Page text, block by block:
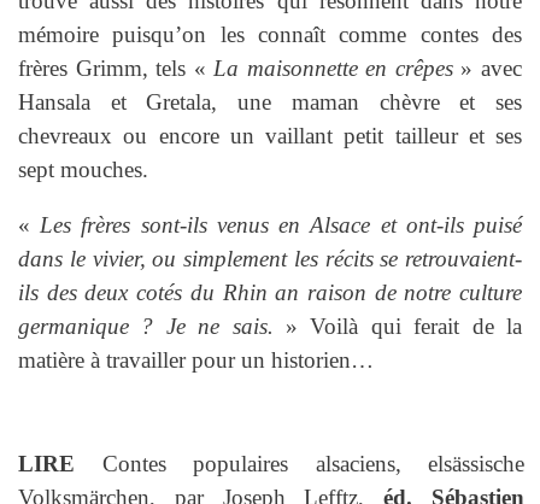
mémoire puisqu’on les connaît comme contes des
frères Grimm, tels « La maisonnette en crêpes» avec
Hansala et Gretala, une maman chèvre et ses
chevreaux ou encore un vaillant petit tailleur et ses
sept mouches.
« Les frères sont-ils venus en Alsace et ont-ils puisé
dans le vivier, ou simplement les récits se retrouvaient-
ils des deux cotés du Rhin an raison de notre culture
germanique ? Je ne sais. » Voilà qui ferait de la
matière à travailler pour un historien…
LIRE Contes populaires alsaciens, elsässische
Volksmärchen, par Joseph Lefftz,éd. Sébastien